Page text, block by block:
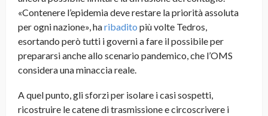
«Contenere l’epidemia deve restare la priorità assoluta
per ogni nazione», haribadito più volte Tedros,
esortando però tutti i governi a fare il possibile per
prepararsi anche allo scenario pandemico, che l’OMS
considera una minaccia reale.
A quel punto, gli sforzi per isolare i casi sospetti,
ricostruire le catene di trasmissione e circoscrivere i